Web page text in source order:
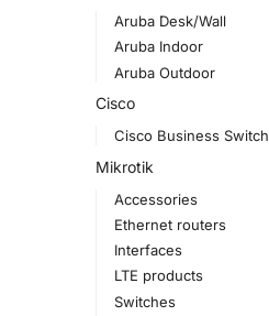
Aruba Desk/Wall
Aruba Indoor
Aruba Outdoor
Cisco
Cisco Business Switch
Mikrotik
Accessories
Ethernet routers
Interfaces
LTE products
Switches